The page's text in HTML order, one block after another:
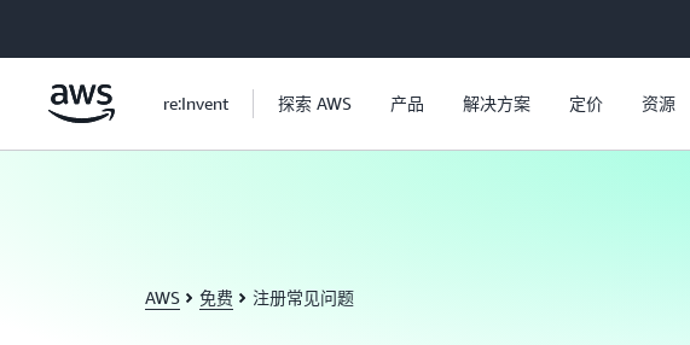
re:Invent 探索 AWS 产品 解决方案 定价 资源
AWS 免费 注册常见问题